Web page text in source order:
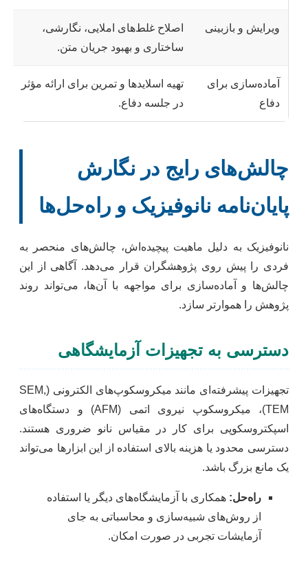
ویرایش و بازبینی
اصلاح غلط‌های املایی، نگارشی،
ساختاری و بهبود جریان متن.
آماده‌سازی برای
دفاع
تهیه اسلایدها و تمرین برای ارائه مؤثر
در جلسه دفاع.
چالش‌های رایج در نگارش
پایان‌نامه نانوفیزیک و راه‌حل‌ها
نانوفیزیک به دلیل ماهیت پیچیده‌اش، چالش‌های منحصر به
فردی را پیش روی پژوهشگران قرار می‌دهد. آگاهی از این
چالش‌ها و آماده‌سازی برای مواجهه با آن‌ها، می‌تواند روند
پژوهش را هموارتر سازد.
دسترسی به تجهیزات آزمایشگاهی
تجهیزات پیشرفته‌ای مانند میکروسکوپ‌های الکترونی (SEM,
TEM)، میکروسکوپ نیروی اتمی (AFM) و دستگاه‌های
اسپکتروسکوپی برای کار در مقیاس نانو ضروری هستند.
دسترسی محدود یا هزینه بالای استفاده از این ابزارها می‌تواند
یک مانع بزرگ باشد.
راه‌حل: همکاری با آزمایشگاه‌های دیگر یا استفاده
از روش‌های شبیه‌سازی و محاسباتی به جای
آزمایشات تجربی در صورت امکان.